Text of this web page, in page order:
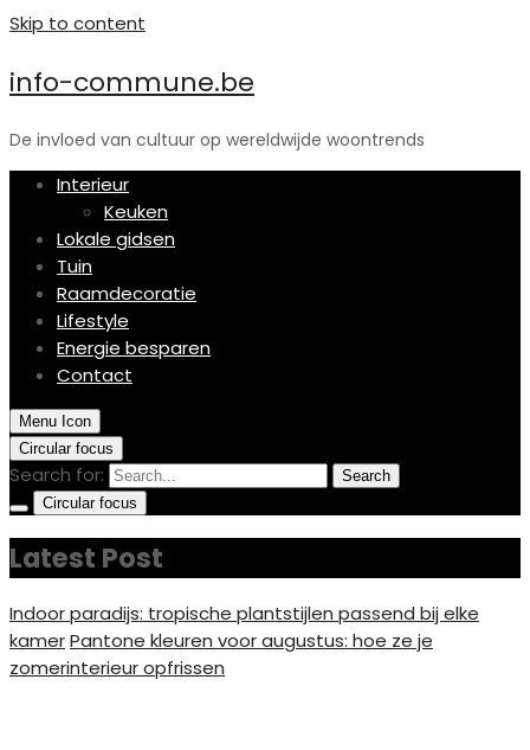
Skip to content
info-commune.be
De invloed van cultuur op wereldwijde woontrends
Interieur
Keuken
Lokale gidsen
Tuin
Raamdecoratie
Lifestyle
Energie besparen
Contact
Menu Icon
Circular focus
Search for:
Search
Circular focus
Latest Post
Indoor paradijs: tropische plantstijlen passend bij elke
kamerPantone kleuren voor augustus: hoe ze je
zomerinterieur opfrissen